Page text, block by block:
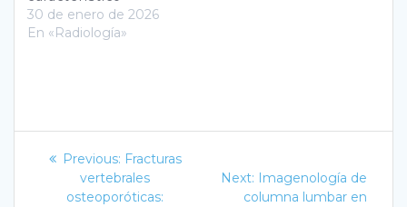
30 de enero de 2026
En «Radiología»
Navegación
Previous: Previous
post:
Fracturas
vertebrales
osteoporóticas:
Next: Next
post:
Imagenología de
columna lumbar en